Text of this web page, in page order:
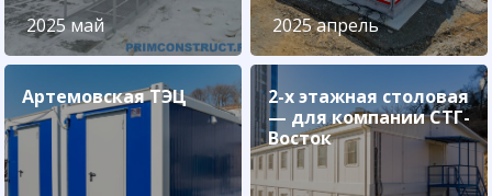
2025 май 2025 апрель
Артемовская ТЭЦ
2-х этажная столовая
— для компании СТГ-
Восток